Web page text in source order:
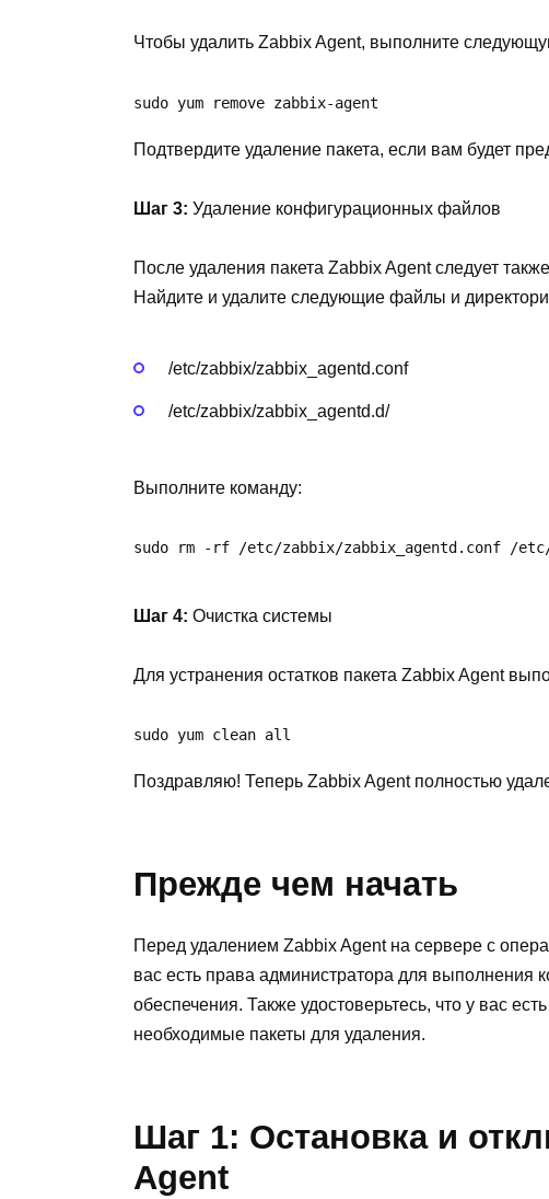
Чтобы удалить Zabbix Agent, выполните
sudo yum remove zabbix-agent
Подтвердите удаление пакета, если вам будет
Шаг 3: Удаление конфигурационных файлов
После удаления пакета Zabbix Agent следует
Найдите и удалите следующие файлы и
/etc/zabbix/zabbix_agentd.conf
/etc/zabbix/zabbix_agentd.d/
Выполните команду:
sudo rm -rf /etc/zabbix/zabbix_agentd.conf /
Шаг 4: Очистка системы
Для устранения остатков пакета Zabbix Agent
sudo yum clean all
Поздравляю! Теперь Zabbix Agent полностью
Прежде чем начать
Перед удалением Zabbix Agent на сервере с
вас есть права администратора для выполнения
обеспечения. Также удостоверьтесь, что у вас
необходимые пакеты для удаления.
Шаг 1: Остановка и
Agent